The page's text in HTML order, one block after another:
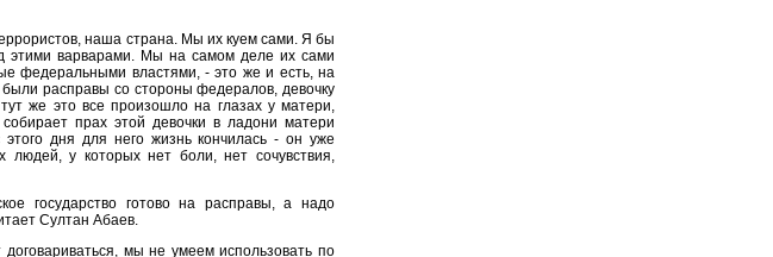
наша страна. Мы их куем сами. Я бы
этими варварами. Мы на самом деле их сами
федеральными властями, - это же и есть, на
расправы со стороны федералов, девочку
же это все произошло на глазах у матери,
прах этой девочки в ладони матери
дня для него жизнь кончилась - он уже
людей, у которых нет боли, нет сочувствия,
государство готово на расправы, а надо
Султан Абаев.
мы не умеем использовать по